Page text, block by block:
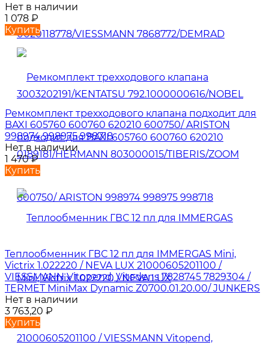
Нет в наличии
1 078 ₽
Купить
Ремкомплект трехходового клапана подходит для
BAXI 605760 600760 620210 600750/ ARISTON
998974 998975 998718
Нет в наличии
1 470₽
Купить
Теплообменник ГВС 12 пл для IMMERGAS Mini,
Victrix 1.022220 / NEVA LUX 21000605201100 /
VIESSMANN Vitopend, Vitodens 7828745 7829304 /
TERMET MiniMax Dynamic Z0700.01.20.00/ JUNKERS
Нет в наличии
3 763,20 ₽
Купить